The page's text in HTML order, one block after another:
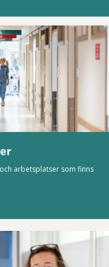
arbetsplatser som finns